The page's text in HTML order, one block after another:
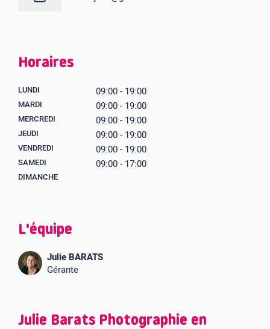
Horaires
LUNDI 09:00 - 19:00
MARDI 09:00 - 19:00
MERCREDI 09:00 - 19:00
JEUDI 09:00 - 19:00
VENDREDI 09:00 - 19:00
SAMEDI 09:00 - 17:00
DIMANCHE
L'équipe
Julie BARATS
Gérante
Julie Barats Photographie en